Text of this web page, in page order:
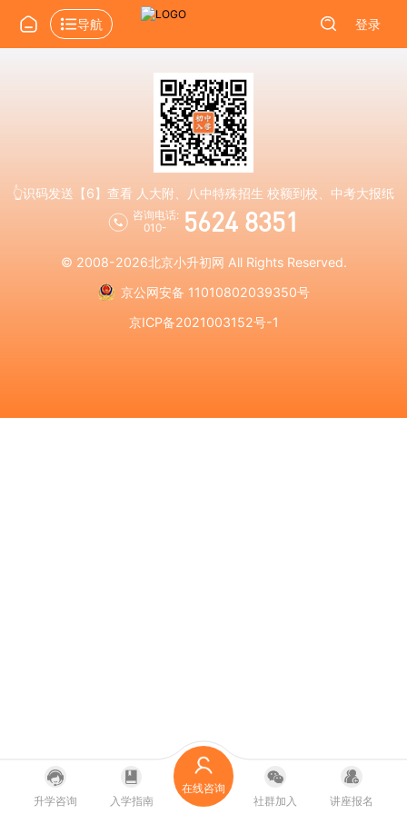
导航 登录
👆识码发送【6】查看 人大附、八中特殊招生 校额到校、中考大报纸
咨询电话:
010-
5624 8351
© 2008-2026北京小升初网 All Rights Reserved.
京公网安备 11010802039350号
京ICP备2021003152号-1
升学咨询 入学指南
在线咨询
社群加入
讲座报名